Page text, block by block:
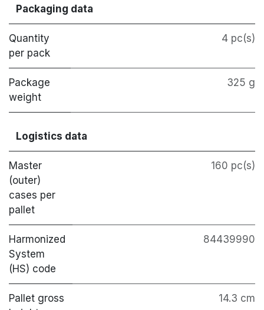
Packaging data
Quantity
per pack
4 pc(s)
Package
weight
325 g
Logistics data
Master
(outer)
cases per
pallet
160 pc(s)
Harmonized
System
(HS) code
84439990
Pallet gross
14.3 cm